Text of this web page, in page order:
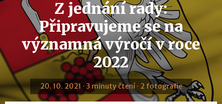
Z jednání rady:
Připravujeme se na
významná výročí v roce
2022
20. 10. 2021 · 3 minuty čtení · 2 fotografie